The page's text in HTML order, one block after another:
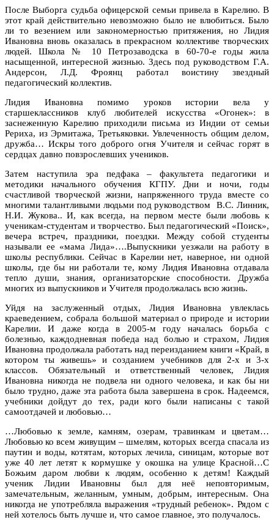
После Выборга судьба офицерской семьи привела в Карелию. В
этот край действительно невозможно было не влюбиться. Было
ли то везением или закономерностью притяжения, но Лидия
Ивановна вновь оказалась в прекрасном коллективе творческих
людей. Школа № 10 Петрозаводска в 60-70-е годы жила
насыщенной, интересной жизнью. Здесь под руководством Г.А.
Андерсон, Л.Д. Фроянц работал воистину звездный
педагогический коллектив.
Лидия Ивановна помимо уроков истории вела у
старшеклассников клуб любителей искусства «Огонек»: в
заснеженную Карелию приходили письма из Индии от семьи
Рериха, из Эрмитажа, Третьяковки. Увлеченность общим делом,
дружба… Искры того доброго огня Учителя и сейчас горят в
сердцах давно повзрослевших учеников.
Затем наступила эра педфака – факультета педагогики и
методики начального обучения КГПУ. Дни и ночи, годы
счастливой творческой жизни, напряженного труда вместе со
многими талантливыми людьми под руководством В.С. Линник,
Н.И. Жукова.. И, как всегда, на первом месте были любовь к
ученикам-студентам и творчество. Был педагогический «Поиск»,
вечера встреч, праздники, поездки. Между собой студенты
называли ее «мама Лида»….Выпускники уезжали на работу в
школы республики. Сейчас в Карелии нет, наверное, ни одной
школы, где бы ни работали те, кому Лидия Ивановна отдавала
тепло души, знания, организаторские способности. Дружба
многих из выпускников и Учителя продолжалась всю жизнь.
Уйдя на заслуженный отдых, Лидия Ивановна увлеклась
краеведением, собрала большой материал о природе и истории
Карелии. И даже когда в 2005-м году началась борьба с
болезнью, каждодневная победа над болью и страхом, Лидия
Ивановна продолжала работать над переизданием книги «Край, в
котором ты живешь» и созданием учебников для 2-х и 3-х
классов. Обязательный и ответственный человек, Лидия
Ивановна никогда не подвела ни одного человека, и как бы ни
было трудно, даже эта работа была завершена в срок. Надеемся,
учебники дойдут до тех, ради кого были написаны с такой
самоотдачей и любовью…
…Любовью к земле, камням, озерам, травинкам и цветам…
Любовью ко всем живущим – шмелям, которых всегда спасала из
паутин и воды, котятам, которых лечила, синицам, которые вот
уже 40 лет летят к кормушке у окошка на улице Красной…С
Божьим даром любви к людям, особенно к детям! Каждый
ученик Лидии Ивановны был для неё неповторимым,
замечательным, желанным, умным, добрым, интересным. Она
никогда не употребляла выражения «трудный ребенок». Рядом с
ней хотелось быть лучше и, что самое главное, это получалось.